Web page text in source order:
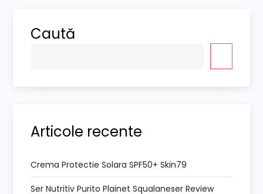
Caută
Articole recente
Crema Protectie Solara SPF50+ Skin79
Ser Nutritiv Purito Plainet Squalaneser Review